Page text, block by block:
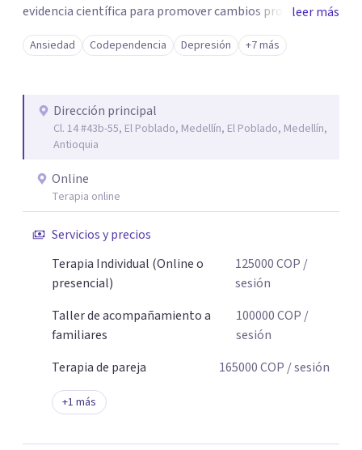
evidencia científica para promover cambios profundos y
duraderos. Atiendo adultos, adolescentes, parejas y
familias de forma presencial en Medellín y online, en un
leer más
Ansiedad Codependencia Depresión +7 más
Dirección principal
Cl. 14 #43b-55, El Poblado, Medellín, El Poblado, Medellín,
Antioquia
Online
Terapia online
Servicios y precios
Terapia Individual (Online o
presencial)
125000COP /
sesión
Taller de acompañamiento a
familiares
100000COP /
sesión
Terapia de pareja
165000COP / sesión
+1 más